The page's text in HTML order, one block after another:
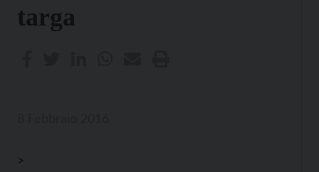
targa
>